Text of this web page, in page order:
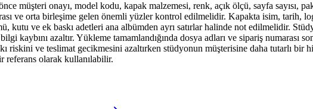
müşteri onayı, model kodu, kapak malzemesi, renk, açık ölçü, sayfa sayısı,
ve orta birleşime gelen önemli yüzler kontrol edilmelidir. Kapakta isim, tarih,
kutu ve ek baskı adetleri ana albümden ayrı satırlar halinde not edilmelidir.
kaybını azaltır. Yükleme tamamlandığında dosya adları ve sipariş numarası
riskini ve teslimat gecikmesini azaltırken stüdyonun müşterisine daha tutarlı bir
referans olarak kullanılabilir.